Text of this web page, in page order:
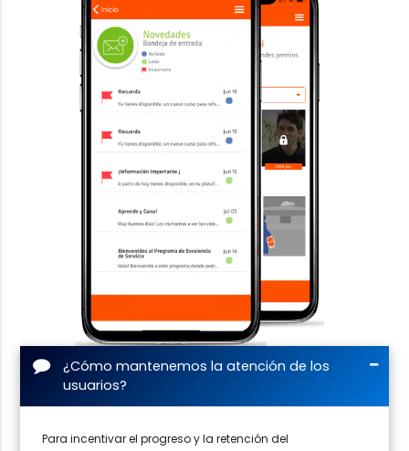
¿Cómo mantenemos la atención de los
usuarios?
Para incentivar el progreso y la retención del